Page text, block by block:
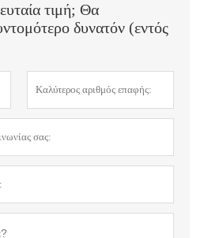
τιμή; Θα
δυνατόν (εντός